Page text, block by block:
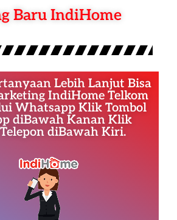
Baru IndiHome
Lebih Lanjut Bisa
IndiHome Telkom
Whatsapp Klik Tombol
diBawah Kanan Klik
diBawah Kiri.